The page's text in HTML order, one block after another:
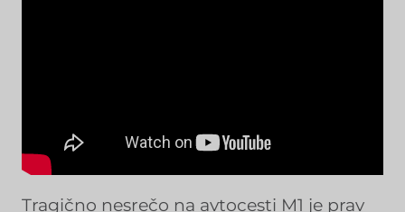
Tragično nesrečo na avtocesti M1 je prav